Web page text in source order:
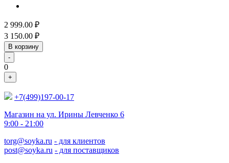
2 999.00 ₽
3 150.00 ₽
В корзину
-
0
+
+7(499)197-00-17
Магазин на ул. Ирины Левченко 6
9:00 - 21:00
torg@soyka.ru - для клиентов
post@soyka.ru - для поставщиков